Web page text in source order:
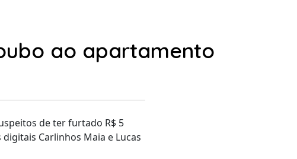
ao apartamento
de ter furtado R$ 5
Carlinhos Maia e Lucas